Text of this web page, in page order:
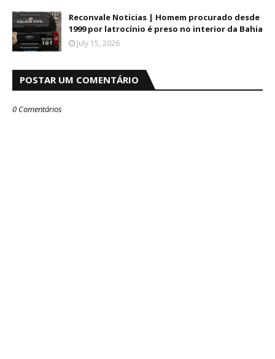
Reconvale Noticias | Homem procurado desde
1999 por latrocínio é preso no interior da Bahia
July 15, 2026
POSTAR UM COMENTÁRIO
0 Comentários